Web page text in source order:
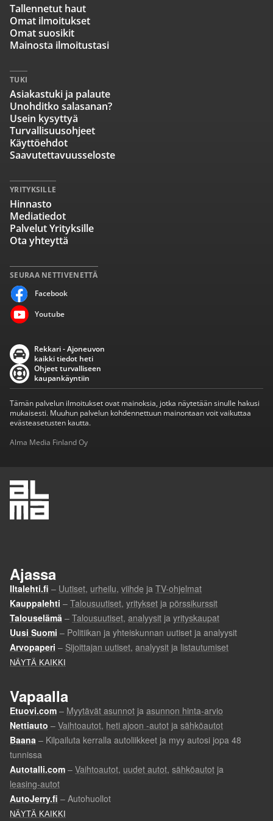
SEURAA NETTIVENETTÄ
Facebook
Youtube
Tallennetut haut
Omat ilmoitukset
Omat suosikit
Mainosta ilmoitustasi
TUKI
Asiakastuki ja palaute
Unohditko salasanan?
Usein kysyttyä
Turvallisuusohjeet
Käyttöehdot
Saavutettavuusseloste
YRITYKSILLE
Hinnasto
Mediatiedot
Palvelut Yrityksille
Ota yhteyttä
Rekkari - Ajoneuvon
kaikki tiedot heti
Ohjeet turvalliseen
kaupankäyntiin
Tämän palvelun ilmoitukset ovat mainoksia, jotka näytetään sinulle hakusi
mukaisesti. Muuhun palvelun kohdennettuun mainontaan voit vaikuttaa
evästeasetusten kautta.
Alma Media Finland Oy